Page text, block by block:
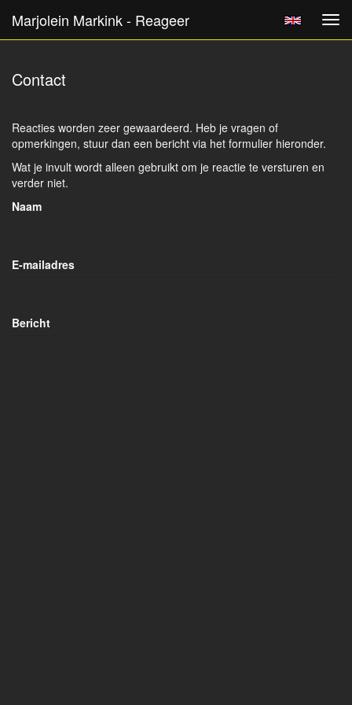
Marjolein Markink - Reageer
Contact
Reacties worden zeer gewaardeerd. Heb je vragen of
opmerkingen, stuur dan een bericht via het formulier hieronder.
Wat je invult wordt alleen gebruikt om je reactie te versturen en
verder niet.
Naam
E-mailadres
Bericht